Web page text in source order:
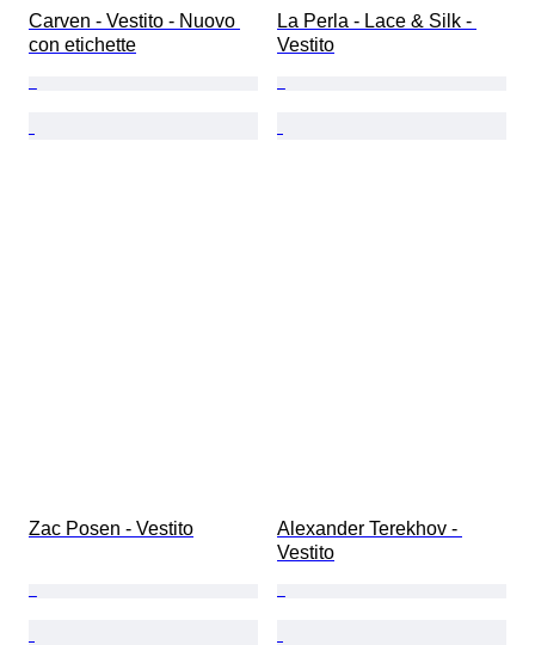
Carven - Vestito - Nuovo
con etichette
La Perla - Lace & Silk -
Vestito
Zac Posen - Vestito
Alexander Terekhov -
Vestito